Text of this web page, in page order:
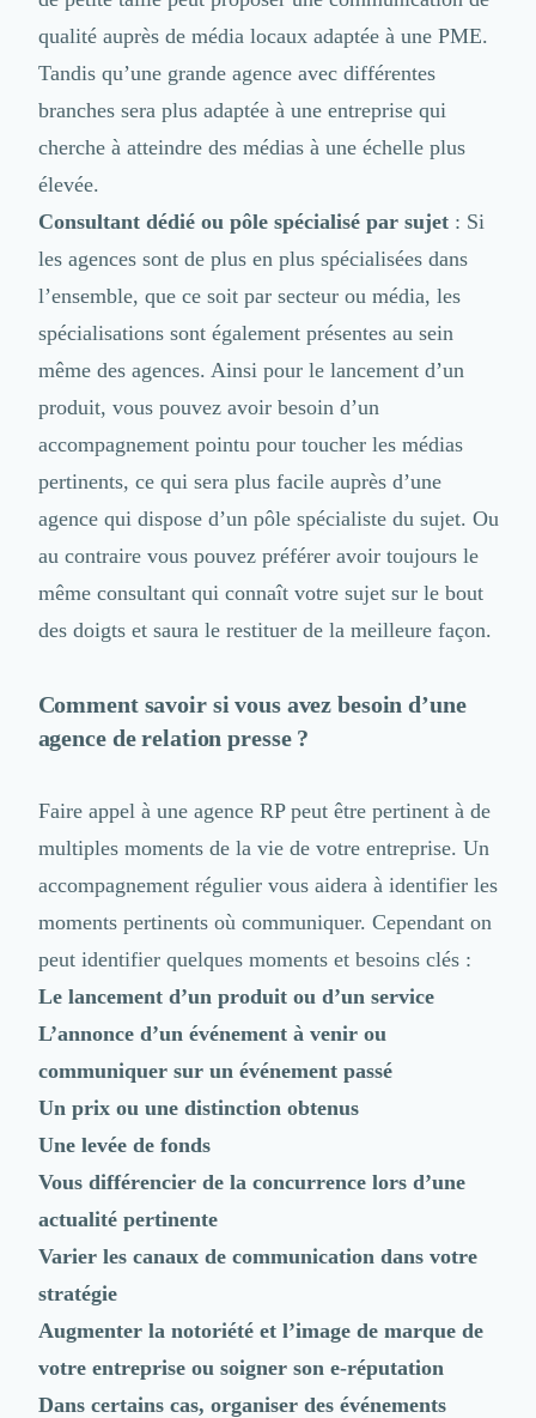
Nettoyage & Ménage
Clubs & Réseaux Professionnels
Espaces de Coworking
qualité auprès de média locaux adaptée à une PME.
Tandis qu’une grande agence avec différentes
branches sera plus adaptée à une entreprise qui
cherche à atteindre des médias à une échelle plus
élevée.
Consultant dédié ou pôle spécialisé par sujet: Si
les agences sont de plus en plus spécialisées dans
l’ensemble, que ce soit par secteur ou média, les
spécialisations sont également présentes au sein
même des agences. Ainsi pour le lancement d’un
produit, vous pouvez avoir besoin d’un
accompagnement pointu pour toucher les médias
pertinents, ce qui sera plus facile auprès d’une
agence qui dispose d’un pôle spécialiste du sujet. Ou
au contraire vous pouvez préférer avoir toujours le
même consultant qui connaît votre sujet sur le bout
des doigts et saura le restituer de la meilleure façon.
Comment savoir si vous avez besoin d’une
agence de relation presse ?
Faire appel à une agence RP peut être pertinent à de
multiples moments de la viede votre entreprise. Un
accompagnement régulier vous aidera à identifier les
moments pertinents où communiquer. Cependant on
peut identifier quelques moments et besoins clés :
Le lancement d’un produit ou d’un service
L’annonce d’un événement à venir ou
communiquer sur un événement passé
Un prix ou une distinction obtenus
Une levée de fonds
Vous différencier de la concurrence lors d’une
actualité pertinente
Varier les canaux de communication dans votre
stratégie
Augmenter la notoriété et l’image de marque de
votre entreprise ousoigner son e-réputation
Dans certains cas, organiser des événements